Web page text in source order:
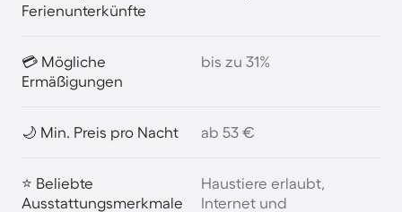
Ferienunterkünfte
💳 Mögliche
Ermäßigungen
bis zu 31%
🌙 Min. Preis pro Nacht ab 53 €
⭐ Beliebte
Ausstattungsmerkmale
Haustiere erlaubt,
Internet und